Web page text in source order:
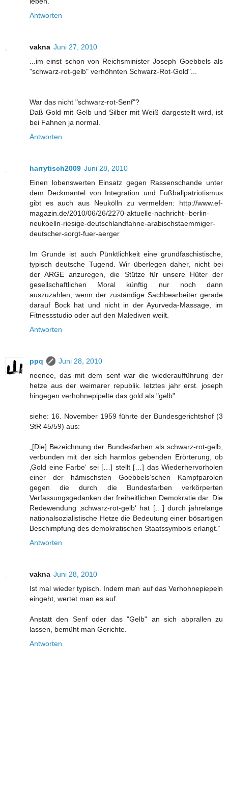
Antworten
vakna Juni 27, 2010
...im einst schon von Reichsminister Joseph Goebbels als
"schwarz-rot-gelb" verhöhnten Schwarz-Rot-Gold"...
War das nicht "schwarz-rot-Senf"?
Daß Gold mit Gelb und Silber mit Weiß dargestellt wird, ist
bei Fahnen ja normal.
Antworten
harrytisch2009 Juni 28, 2010
Einen lobenswerten Einsatz gegen Rassenschande unter
dem Deckmantel von Integration und Fußballpatriotismus
gibt es auch aus Neukölln zu vermelden: http://www.ef-
magazin.de/2010/06/26/2270-aktuelle-nachricht--berlin-
neukoelln-riesige-deutschlandfahne-arabischstaemmiger-
deutscher-sorgt-fuer-aerger
Im Grunde ist auch Pünktlichkeit eine grundfaschistische,
typisch deutsche Tugend. Wir überlegen daher, nicht bei
der ARGE anzuregen, die Stütze für unsere Hüter der
gesellschaftlichen Moral künftig nur noch dann
auszuzahlen, wenn der zuständige Sachbearbeiter gerade
darauf Bock hat und nicht in der Ayurveda-Massage, im
Fitnessstudio oder auf den Malediven weilt.
Antworten
ppq
Juni 28, 2010
neenee, das mit dem senf war die wiederaufführung der
hetze aus der weimarer republik. letztes jahr erst. joseph
hingegen verhohnepipelte das gold als "gelb"
siehe: 16. November 1959 führte der Bundesgerichtshof (3
StR 45/59) aus:
„[Die] Bezeichnung der Bundesfarben als schwarz-rot-gelb,
verbunden mit der sich harmlos gebenden Erörterung, ob
‚Gold eine Farbe‘ sei […] stellt […] das Wiederhervorholen
einer der hämischsten Goebbels’schen Kampfparolen
gegen die durch die Bundesfarben verkörperten
Verfassungsgedanken der freiheitlichen Demokratie dar. Die
Redewendung ‚schwarz-rot-gelb‘ hat […] durch jahrelange
nationalsozialistische Hetze die Bedeutung einer bösartigen
Beschimpfung des demokratischen Staatssymbols erlangt.“
Antworten
vakna Juni 28, 2010
Ist mal wieder typisch. Indem man auf das Verhohnepiepeln
eingeht, wertet man es auf.
Anstatt den Senf oder das "Gelb" an sich abprallen zu
lassen, bemüht man Gerichte.
Antworten